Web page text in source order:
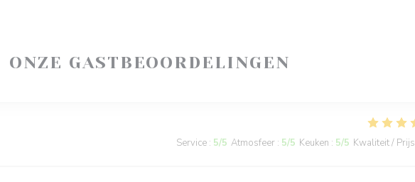
ONZE GASTBEOORDELINGEN
Service : 5/5 Atmosfeer : 5/5 Keuken : 5/5 Kwaliteit / Prijs